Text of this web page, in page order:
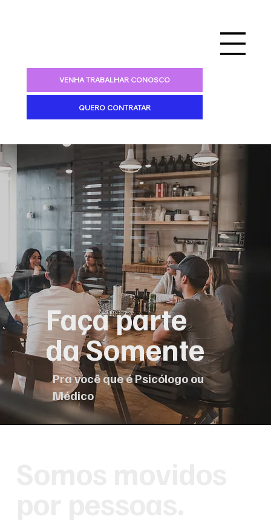
VENHA TRABALHAR CONOSCO
QUERO CONTRATAR
Faça parte
da Somente
Pra você que é Psicólogo ou
Médico